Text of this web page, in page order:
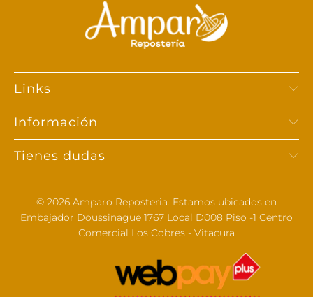
Links
Información
Tienes dudas
© 2026 Amparo Reposteria. Estamos ubicados en
Embajador Doussinague 1767 Local D008 Piso -1 Centro
Comercial Los Cobres - Vitacura